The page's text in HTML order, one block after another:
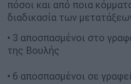
πόσοι και από ποια
διαδικασία των
• 3 αποσπασμένοι στο
της Βουλής
• 6 αποσπασμένοι σε